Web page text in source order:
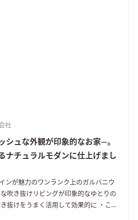
社
シュな外観が印象的なお家―。
ナチュラルモダンに仕上げまし
ンが魅力のワンランク上のガルバニウ
吹き抜けリビングが印象的なゆとりの
抜けをうまく活用して効果的に ・こだ